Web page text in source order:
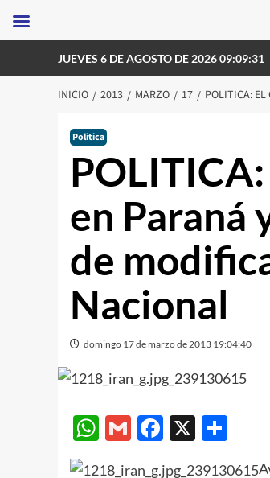
JUEVES 6 DE AGOSTO DE 2026 09:09:31
INICIO 2013 MARZO 17 POLITICA: EL
Politica
en Paraná
de
Nacional
domingo 17 de marzo de 2013 19:04:40
WhatsApp
GmailFacebook
X